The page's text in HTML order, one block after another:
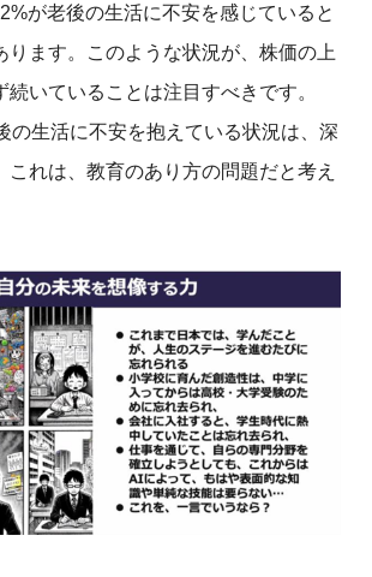
が老後の生活に不安を感じていると
ります。このような状況が、株価の上
いていることは注目すべきです。
の生活に不安を抱えている状況は、深
これは、 教育のあり方の問題だと考え